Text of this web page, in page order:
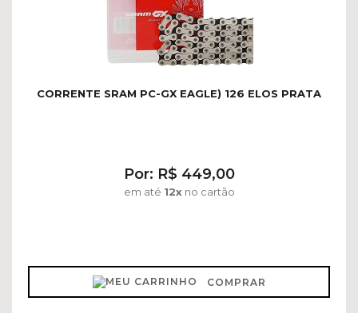
CORRENTE SRAM PC-GX EAGLE) 126 ELOS PRATA
Por: R$ 449,00
em até 12xno cartão
COMPRAR